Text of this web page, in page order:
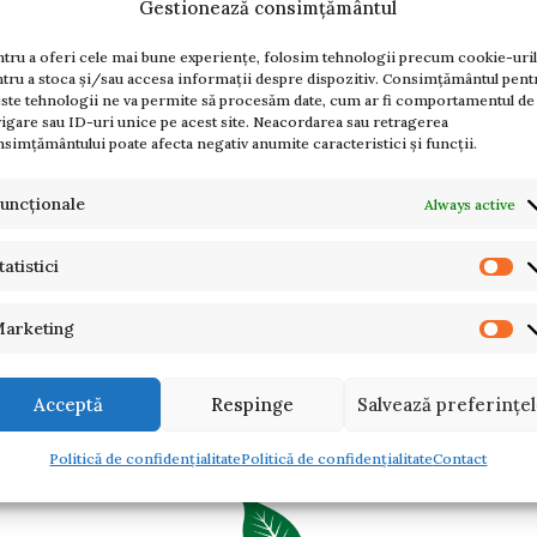
Gestionează consimțământul
a oferi cele mai bune experiențe, folosim tehnologii precum cookie-
a stoca și/sau accesa informații despre dispozitiv. Consimțământul
tehnologii ne va permite să procesăm date, cum ar fi comportamentul de
sau ID-uri unice pe acest site. Neacordarea sau retragerea
poate afecta negativ anumite caracteristici și funcții.
Always active
Acceptă Respinge Salvează
Politică de confidențialitatePolitică de confidențialitateContact
RESET PASSWORD